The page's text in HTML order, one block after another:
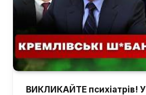
ВИКЛИКАЙТЕ психіатрів! У